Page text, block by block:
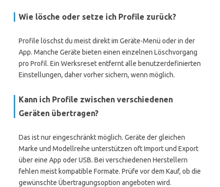
Wie lösche oder setze ich Profile zurück?
Profile löschst du meist direkt im Geräte-Menü oder in der
App. Manche Geräte bieten einen einzelnen Löschvorgang
pro Profil. Ein Werksreset entfernt alle benutzerdefinierten
Einstellungen, daher vorher sichern, wenn möglich.
Kann ich Profile zwischen verschiedenen
Geräten übertragen?
Das ist nur eingeschränkt möglich. Geräte der gleichen
Marke und Modellreihe unterstützen oft Import und Export
über eine App oder USB. Bei verschiedenen Herstellern
fehlen meist kompatible Formate. Prüfe vor dem Kauf, ob die
gewünschte Übertragungsoption angeboten wird.